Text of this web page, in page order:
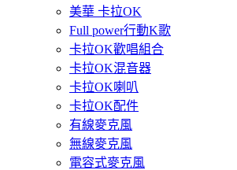
美華 卡拉OK
Full power行動K歌
卡拉OK歡唱組合
卡拉OK混音器
卡拉OK喇叭
卡拉OK配件
有線麥克風
無線麥克風
電容式麥克風